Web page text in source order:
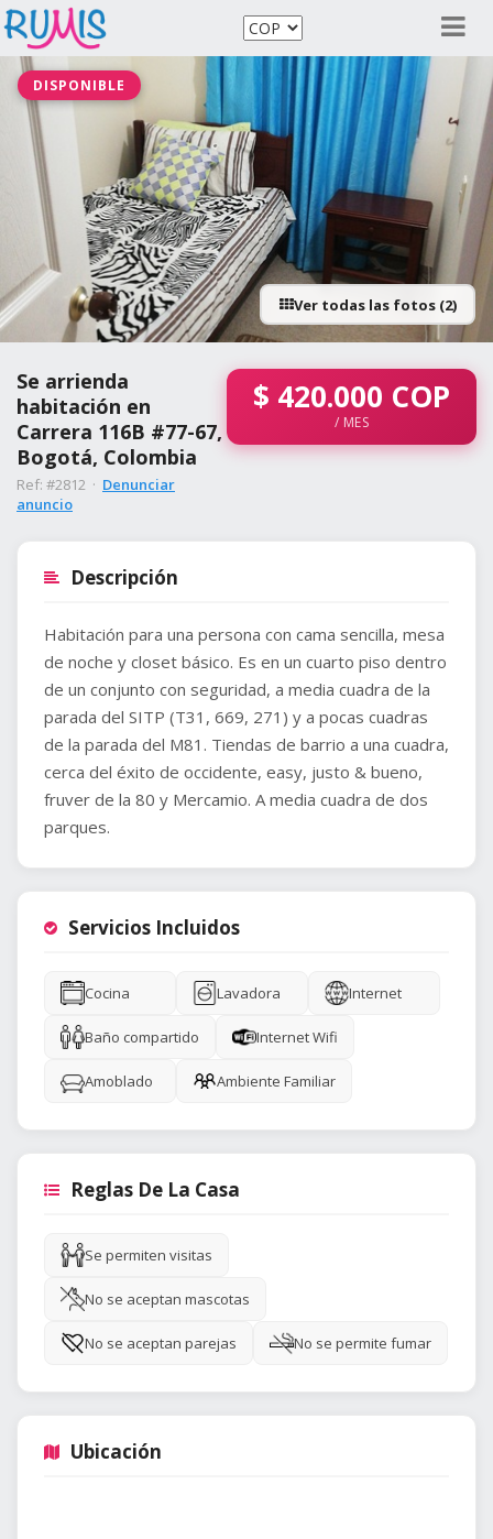
DISPONIBLE
Ver todas las fotos (2)
Se arrienda
habitación en
Carrera 116B #77-67,
Bogotá, Colombia
Ref: #2812 · Denunciar
anuncio
$ 420.000 COP
/ MES
Descripción
Habitación para una persona con cama sencilla, mesa
de noche y closet básico. Es en un cuarto piso dentro
de un conjunto con seguridad, a media cuadra de la
parada del SITP (T31, 669, 271) y a pocas cuadras
de la parada del M81. Tiendas de barrio a una cuadra,
cerca del éxito de occidente, easy, justo & bueno,
fruver de la 80 y Mercamio. A media cuadra de dos
parques.
Servicios Incluidos
Cocina Lavadora Internet
Baño compartido Internet Wifi
Amoblado Ambiente Familiar
Reglas De La Casa
Se permiten visitas
No se aceptan mascotas
No se aceptan parejas No se permite fumar
Ubicación